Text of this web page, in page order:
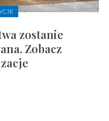
zostanie
Zobacz